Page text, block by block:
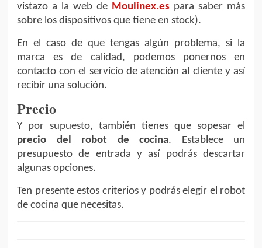
vistazo a la web de Moulinex.es para saber más
sobre los dispositivos que tiene en stock).
En el caso de que tengas algún problema, si la
marca es de calidad, podemos ponernos en
contacto con el servicio de atención al cliente y así
recibir una solución.
Precio
Y por supuesto, también tienes que sopesar el
precio del robot de cocina. Establece un
presupuesto de entrada y así podrás descartar
algunas opciones.
Ten presente estos criterios y podrás elegir el robot
de cocina que necesitas.